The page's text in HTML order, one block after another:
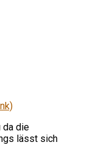
da die
lässt sich